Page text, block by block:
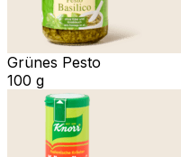
Grünes Pesto
100 g